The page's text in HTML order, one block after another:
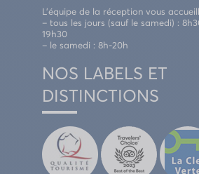
L’équipe de la réception vous
– tous les jours (sauf le samedi) :
19h30
– le samedi : 8h-20h
NOS LABELS ET
DISTINCTIONS